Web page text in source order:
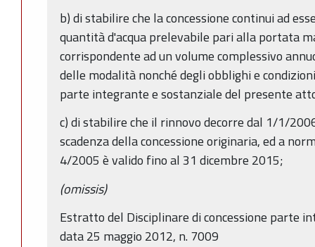
b) di stabilire che la concessione continui ad
quantità d'acqua prelevabile pari alla portata
corrispondente ad un volume complessivo
delle modalità nonché degli obblighi e
parte integrante e sostanziale del presente
c) di stabilire che il rinnovo decorre dal 1/1/
scadenza della concessione originaria, ed a
4/2005 è valido fino al 31 dicembre 2015;
(omissis)
Estratto del Disciplinare di concessione parte
data 25 maggio 2012, n. 7009